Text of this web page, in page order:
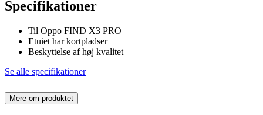
Specifikationer
Til Oppo FIND X3 PRO
Etuiet har kortpladser
Beskyttelse af høj kvalitet
Se alle specifikationer
Mere om produktet